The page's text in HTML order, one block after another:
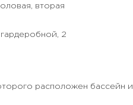
вторая
2
расположен бассейн и